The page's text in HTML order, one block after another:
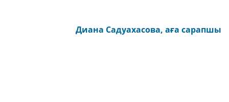
Диана Садуахасова, аға сарапшы